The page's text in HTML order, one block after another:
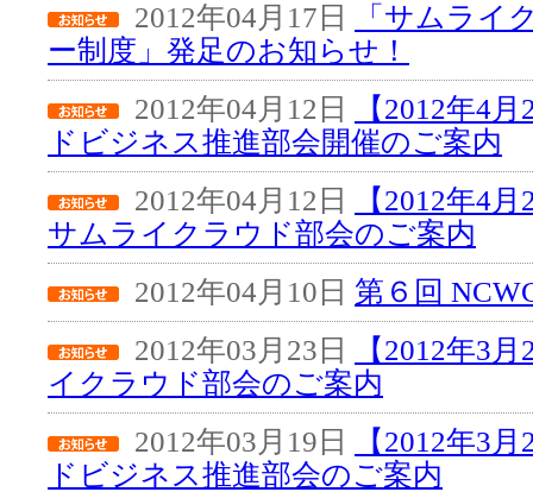
2012年04月17日
「サムライ
ー制度」発足のお知らせ！
2012年04月12日
【2012年4
ドビジネス推進部会開催のご案内
2012年04月12日
【2012年4
サムライクラウド部会のご案内
2012年04月10日 第６回
2012年03月23日
【2012年3
イクラウド部会のご案内
2012年03月19日
【2012年3
ドビジネス推進部会のご案内